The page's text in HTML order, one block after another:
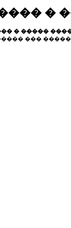
�
� �����
���